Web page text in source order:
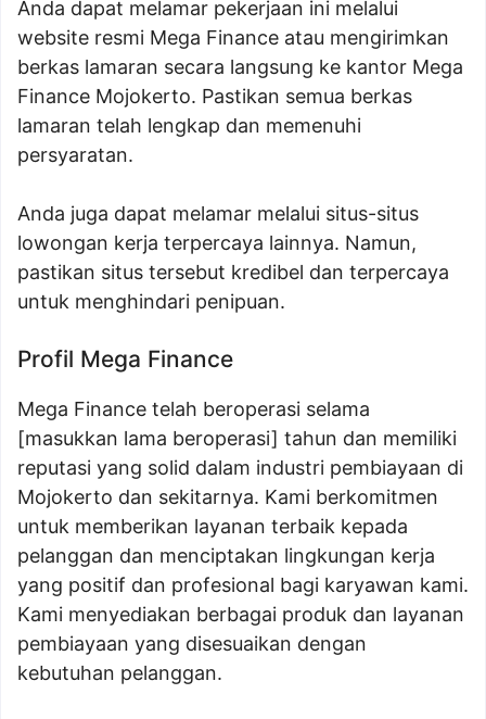
Anda dapat melamar pekerjaan ini melalui
website resmi Mega Finance atau mengirimkan
berkas lamaran secara langsung ke kantor Mega
Finance Mojokerto. Pastikan semua berkas
lamaran telah lengkap dan memenuhi
persyaratan.
Anda juga dapat melamar melalui situs-situs
lowongan kerja terpercaya lainnya. Namun,
pastikan situs tersebut kredibel dan terpercaya
untuk menghindari penipuan.
Profil Mega Finance
Mega Finance telah beroperasi selama
[masukkan lama beroperasi] tahun dan memiliki
reputasi yang solid dalam industri pembiayaan di
Mojokerto dan sekitarnya. Kami berkomitmen
untuk memberikan layanan terbaik kepada
pelanggan dan menciptakan lingkungan kerja
yang positif dan profesional bagi karyawan kami.
Kami menyediakan berbagai produk dan layanan
pembiayaan yang disesuaikan dengan
kebutuhan pelanggan.